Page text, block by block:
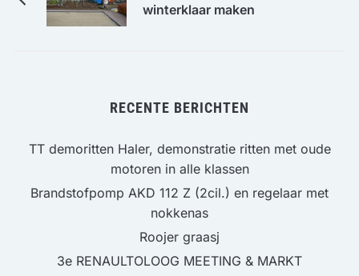
winterklaar maken
RECENTE BERICHTEN
TT demoritten Haler, demonstratie ritten met oude
motoren in alle klassen
Brandstofpomp AKD 112 Z (2cil.) en regelaar met
nokkenas
Roojer graasj
3e RENAULTOLOOG MEETING & MARKT